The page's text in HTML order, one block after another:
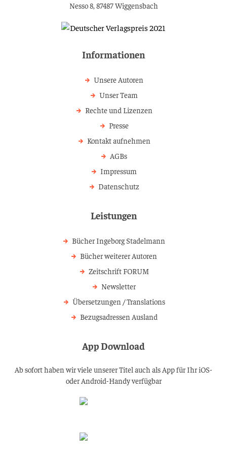
Nesso 8, 87487 Wiggensbach
Informationen
Unsere Autoren
Unser Team
Rechte und Lizenzen
Presse
Kontakt aufnehmen
AGBs
Impressum
Datenschutz
Leistungen
Bücher Ingeborg Stadelmann
Bücher weiterer Autoren
Zeitschrift FORUM
Newsletter
Übersetzungen / Translations
Bezugsadressen Ausland
App Download
Ab sofort haben wir viele unserer Titel auch als App für Ihr iOS-
oder Android-Handy verfügbar